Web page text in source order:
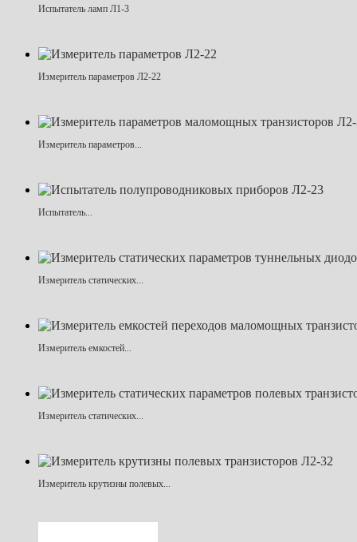
Испытатель ламп Л1-3
Измеритель параметров Л2-22
Измеритель параметров...
Испытатель...
Измеритель статических...
Измеритель емкостей...
Измеритель статических...
Измеритель крутизны полевых...